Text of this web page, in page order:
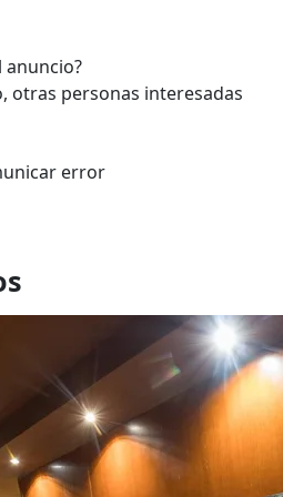
anuncio?
otras personas interesadas
error